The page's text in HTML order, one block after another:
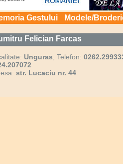
Gestului Modele/
Felician Farcas
Unguras , Telefon:
str. Lucaciu nr. 44